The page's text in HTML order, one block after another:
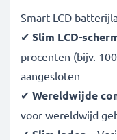
Smart LCD
✔ Slim LCD-
procenten (bijv.
aangesloten
✔ Wereldwijde
voor wereldwijd
✔ Slim laden –